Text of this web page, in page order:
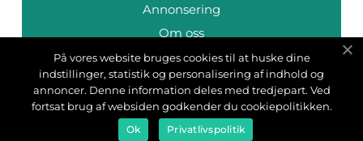
Annonsering
Om oss
Cookies
Kontakta oss
Sitemap
På vores website bruges cookies til at huske dine
indstillinger, statistik og personalisering af indhold og
annoncer. Denne information deles med tredjepart. Ved
fortsat brug af websiden godkender du cookiepolitikken.
Ok Privatlivspolitik